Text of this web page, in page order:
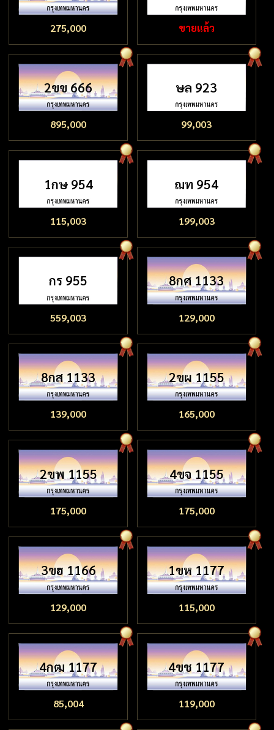
275,000 ขายแล้ว
2ขข 666
895,000
ษล 923
99,003
1กษ 954
115,003
ฌท 954
199,003
กร 955
559,003
8กศ 1133
129,000
8กส 1133
139,000
2ขผ 1155
165,000
2ขพ 1155
175,000
4ขจ 1155
175,000
3ขฮ 1166
129,000
1ขห 1177
115,000
4กฒ 1177
85,004
4ขช 1177
119,000